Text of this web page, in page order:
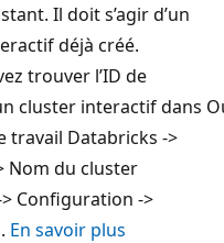
Il doit s’agir d’un
déjà créé.
trouver l’ID de
cluster interactif dans
travail Databricks ->
Nom du cluster
Configuration ->
En savoir plus